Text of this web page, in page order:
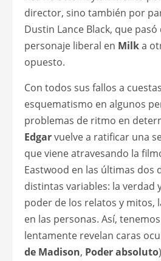
director, sino también por
Dustin Lance Black, que
personaje liberal en Milka
opuesto.
Con todos sus fallos a
esquematismo en algunos
problemas de ritmo en
Edgarvuelve a ratificar una
que viene atravesando la
Eastwood en las últimas dos
distintas variables: la verdad
poder de los relatos y mitos,
en las personas. Así,
lentamente revelan caras
de Madison, Poder absoluto